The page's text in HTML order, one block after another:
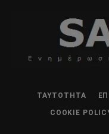
ΤΑΥΤΌΤΗΤΑ
COOKIE